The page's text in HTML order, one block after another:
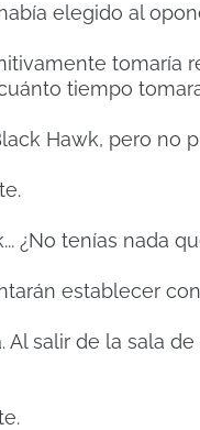
elegido al
tomaría
tiempo
Hawk, pero no
¿No tenías nada
establecer
Al salir de la sala